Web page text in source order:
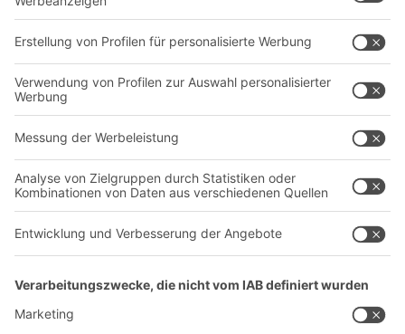
Transportsysteme
Dienstleistungen
Unternehmen
Über uns
Produktionsstandorte
Karriere
Follow us
YOUR LIFE.